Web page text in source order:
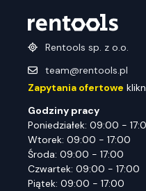
Rentools sp. z o.o.
team@rentools.pl
Zapytania ofertowe
Godziny pracy
Poniedziałek: 09:00 -
Wtorek: 09:00 - 17:00
Środa: 09:00 - 17:00
Czwartek: 09:00 - 17:00
Piątek: 09:00 - 17:00